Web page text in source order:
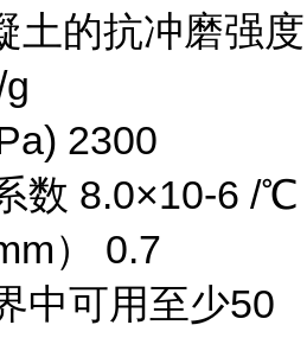
土的抗冲磨强度
2300
数 8.0×10-6 /℃
） 0.7
中可用至少50